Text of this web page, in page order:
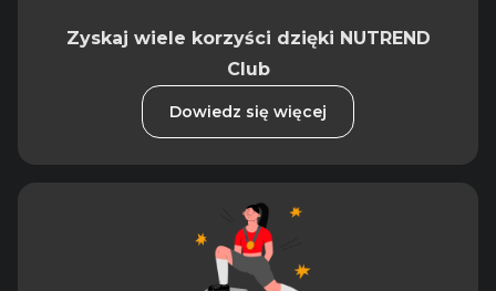
Zyskaj wiele korzyści dzięki NUTREND
Club
Dowiedz się więcej